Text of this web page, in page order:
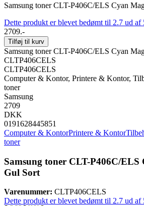
Samsung toner CLT-P406C/ELS Cyan
Dette produkt er blevet bedømt til 2.7 ud af
2709.-
Tilføj til kurv
Samsung toner CLT-P406C/ELS Cyan
CLTP406CELS
CLTP406CELS
Computer & Kontor, Printere & Kontor,
toner
Samsung
2709
DKK
0191628445851
Computer & KontorPrintere & Kontor
toner
Samsung toner CLT-P406C/ELS
Gul Sort
Varenummer: CLTP406CELS
Dette produkt er blevet bedømt til 2.7 ud af